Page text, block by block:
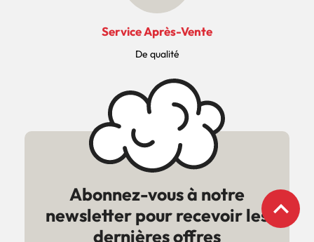
Service Après-Vente
De qualité
Abonnez-vous à notre
newsletter pour recevoir les
dernières offres
expand_less